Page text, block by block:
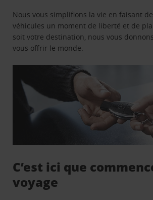
Nous vous simplifions la vie en faisant
véhicules un moment de liberté et de
soit votre destination, nous vous
vous offrir le monde.
C’est ici que
voyage